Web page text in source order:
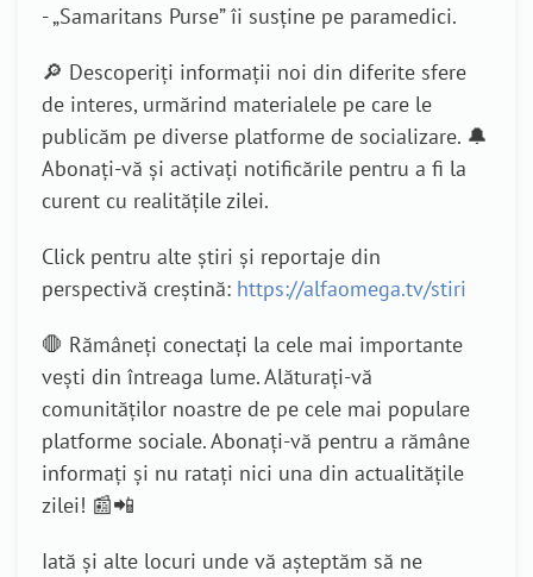
- „Samaritans Purse” îi susține pe paramedici.
🔎 Descoperiți informații noi din diferite sfere
de interes, urmărind materialele pe care le
publicăm pe diverse platforme de socializare. 🔔
Abonați-vă și activați notificările pentru a fi la
curent cu realitățile zilei.
Click pentru alte știri și reportaje din
perspectivă creștină: https://alfaomega.tv/stiri
🛑 Rămâneți conectați la cele mai importante
vești din întreaga lume. Alăturați-vă
comunităților noastre de pe cele mai populare
platforme sociale. Abonați-vă pentru a rămâne
informați și nu ratați nici una din actualitățile
zilei! 📰📲
Iată și alte locuri unde vă așteptăm să ne